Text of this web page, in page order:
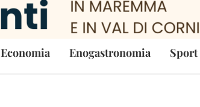
Economia Enogastronomia Sport